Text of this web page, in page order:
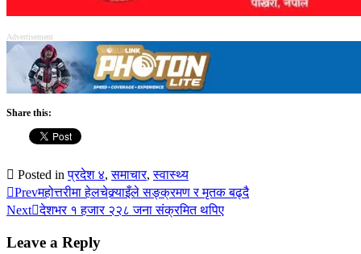
Advertisement
Share this:
Posted inप्रदेश ४,समाचार,स्वास्थ्य
Prevमहोत्तरीमा हेलचेक्र्याइँले सङ्क्रमण र मृतक बढ्दै
Next देशभर १ हजार २२८ जना संक्रमित थपिए
Leave a Reply